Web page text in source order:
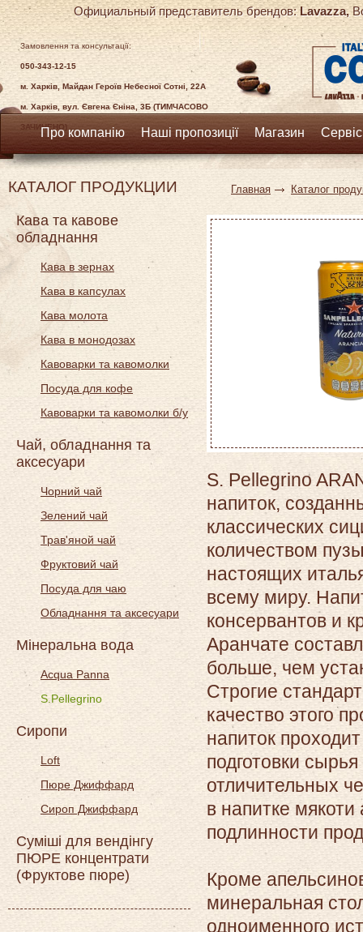
Официальный представитель брендов:Lavazza,
Замовлення та консультації:
050-343-12-15
м. Харків, Майдан Героїв Небесної Сотні, 22А
м. Харків, вул. Євгена Єніна, 3Б (ТИМЧАСОВО
ЗАЧИНЕНО)
Про компанію Наші пропозиції Магазин
КАТАЛОГ ПРОДУКЦИИ
Кава та кавове
обладнання
Кава в зернах
Кава в капсулах
Кава молота
Кава в монодозах
Кавоварки та кавомолки
Посуда для кофе
Кавоварки та кавомолки б/у
Чай, обладнання та
аксесуари
Чорний чай
Зелений чай
Трав'яной чай
Фруктовий чай
Посуда для чаю
Обладнання та аксесуари
Мінеральна вода
Acqua Panna
S.Pellegrino
Сиропи
Loft
Пюре Джиффард
Сироп Джиффард
Суміші для вендінгу
ПЮРЕ концентрати
(Фруктове пюре)
Главная Каталог
S. Pellegrino
напиток,
классических
количеством
настоящих
всему миру.
консервантов и
Аранчате
больше, чем
Строгие
качество этого
напиток
подготовки
отличительных
в напитке мякоти
подлинности
Кроме
минеральная
одноименного